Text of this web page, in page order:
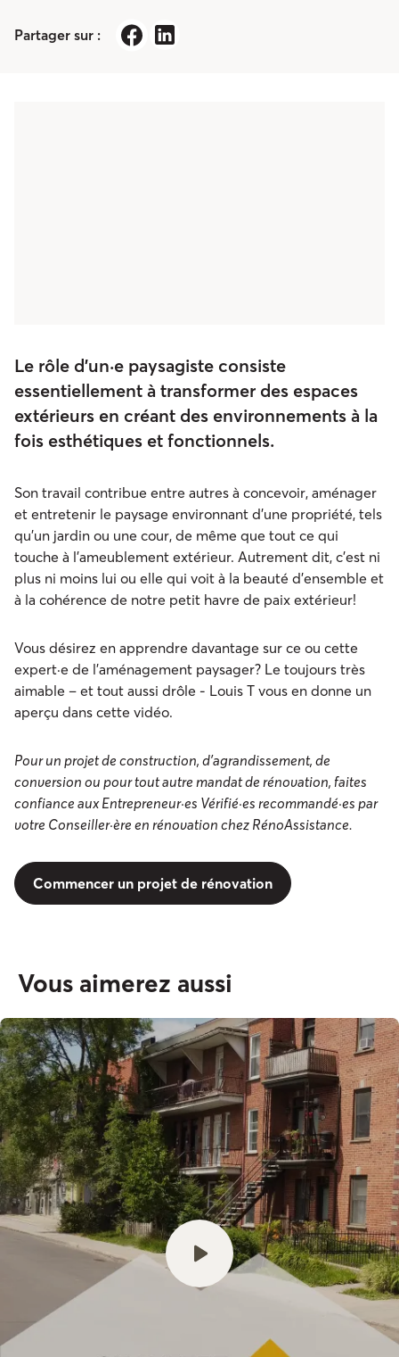
Partager sur :
Le rôle d’un·e paysagiste consiste
essentiellement à transformer des espaces
extérieurs en créant des environnements à la
fois esthétiques et fonctionnels.
Son travail contribue entre autres à concevoir, aménager
et entretenir le paysage environnant d’une propriété, tels
qu’un jardin ou une cour, de même que tout ce qui
touche à l’ameublement extérieur. Autrement dit, c’est ni
plus ni moins lui ou elle qui voit à la beauté d’ensemble et
à la cohérence de notre petit havre de paix extérieur!
Vous désirez en apprendre davantage sur ce ou cette
expert·e de l’aménagement paysager? Le toujours très
aimable – et tout aussi drôle - Louis T vous en donne un
aperçu dans cette vidéo.
Pour un projet de construction, d’agrandissement, de
conversion ou pour tout autre mandat de rénovation, faites
confiance aux Entrepreneur·es Vérifié·es recommandé·es par
votre Conseiller·ère en rénovation chez RénoAssistance.
Commencer un projet de rénovation
Vous aimerez aussi